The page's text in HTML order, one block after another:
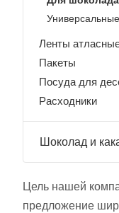
Универсальные
Ленты
Пакеты
Посуда для
Расходники
Шоколад и
Цель нашей
предложение